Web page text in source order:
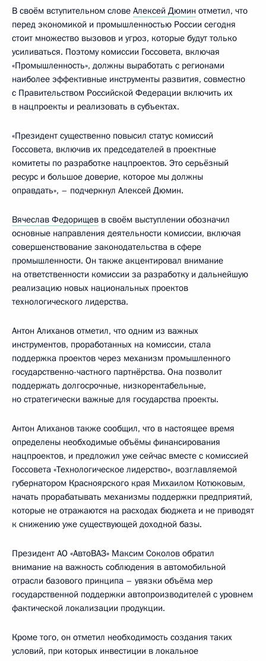
В своём вступительном слове Алексей Дюмин отметил, что
перед экономикой и промышленностью России сегодня
стоит множество вызовов и угроз, которые будут только
усиливаться. Поэтому комиссии Госсовета, включая
«Промышленность», должны выработать с регионами
наиболее эффективные инструменты развития, совместно
с Правительством Российской Федерации включить их
в нацпроекты и реализовать в субъектах.
«Президент существенно повысил статус комиссий
Госсовета, включив их председателей в проектные
комитеты по разработке нацпроектов. Это серьёзный
ресурс и большое доверие, которое мы должны
оправдать», – подчеркнул Алексей Дюмин.
Вячеслав Федорищев в своём выступлении обозначил
основные направления деятельности комиссии, включая
совершенствование законодательства в сфере
промышленности. Он также акцентировал внимание
на ответственности комиссии за разработку и дальнейшую
реализацию новых национальных проектов
технологического лидерства.
Антон Алиханов отметил, что одним из важных
инструментов, проработанных на комиссии, стала
поддержка проектов через механизм промышленного
государственно-частного партнёрства. Она позволит
поддержать долгосрочные, низкорентабельные,
но стратегически важные для государства проекты.
Антон Алиханов также сообщил, что в настоящее время
определены необходимые объёмы финансирования
нацпроектов, и предложил уже сейчас вместе с комиссией
Госсовета «Технологическое лидерство», возглавляемой
губернатором Красноярского края Михаилом Котюковым,
начать прорабатывать механизмы поддержки предприятий,
которые не отражаются на расходах бюджета и не приводят
к снижению уже существующей доходной базы.
Президент АО «АвтоВАЗ» Максим Соколов обратил
внимание на важность соблюдения в автомобильной
отрасли базового принципа – увязки объёма мер
государственной поддержки автопроизводителей с уровнем
фактической локализации продукции.
Кроме того, он отметил необходимость создания таких
условий, при которых инвестиции в локальное